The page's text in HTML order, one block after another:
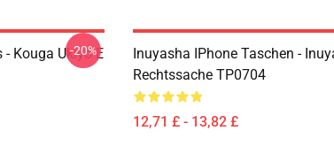
- Kouga Ukiyo-E
-20%
Inuyasha IPhone Taschen -
Rechtssache TP0704
12,71 £ - 13,82 £